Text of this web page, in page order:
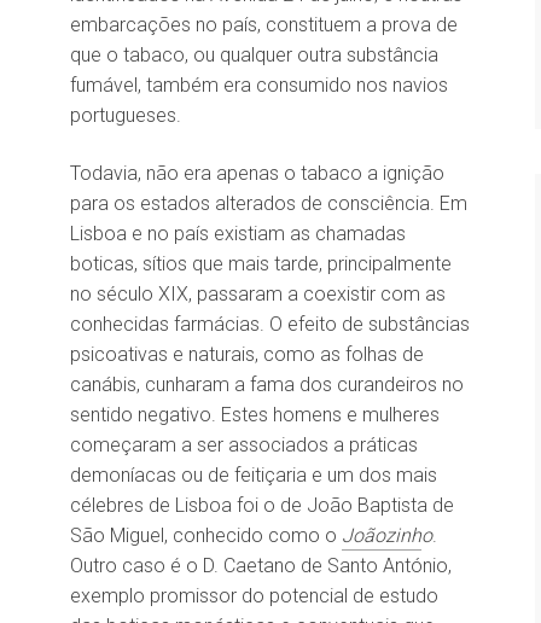
embarcações no país, constituem a prova de
que o tabaco, ou qualquer outra substância
fumável, também era consumido nos navios
portugueses.
Todavia, não era apenas o tabaco a ignição
para os estados alterados de consciência. Em
Lisboa e no país existiam as chamadas
boticas, sítios que mais tarde, principalmente
no século XIX, passaram a coexistir com as
conhecidas farmácias. O efeito de substâncias
psicoativas e naturais, como as folhas de
canábis, cunharam a fama dos curandeiros no
sentido negativo. Estes homens e mulheres
começaram a ser associados a práticas
demoníacas ou de feitiçaria e um dos mais
célebres de Lisboa foi o de João Baptista de
São Miguel, conhecido como o Joãozinho.
Outro caso é o D. Caetano de Santo António,
exemplo promissor do potencial de estudo